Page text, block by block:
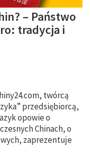
– Państwo
tradycja i
twórcą
przedsiębiorcą,
opowie o
Chinach, o
zaprezentuje